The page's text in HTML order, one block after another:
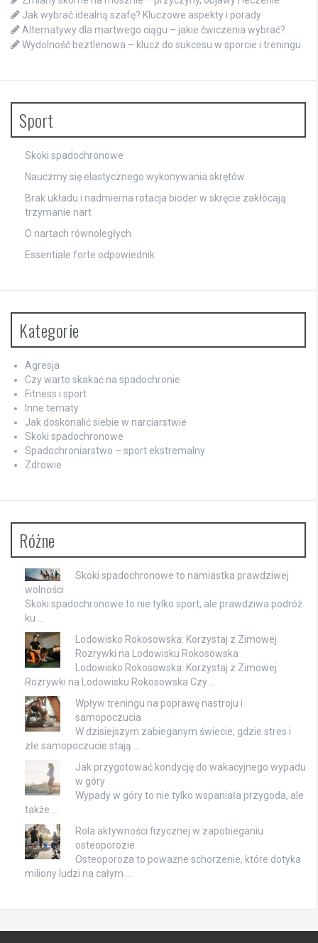
Jak wybrać idealną szafę? Kluczowe aspekty i porady
Alternatywy dla martwego ciągu – jakie ćwiczenia wybrać?
Wydolność beztlenowa – klucz do sukcesu w sporcie i treningu
Sport
Skoki spadochronowe
Nauczmy się elastycznego wykonywania skrętów
Brak układu i nadmierna rotacja bioder w skręcie zakłócają
trzymanie nart
O nartach równoległych
Essentiale forte odpowiednik
Kategorie
Agresja
Czy warto skakać na spadochronie
Fitness i sport
Inne tematy
Jak doskonalić siebie w narciarstwie
Skoki spadochronowe
Spadochroniarstwo – sport ekstremalny
Zdrowie
Różne
Skoki spadochronowe to namiastka prawdziwej
wolności
Skoki spadochronowe to nie tylko sport, ale prawdziwa podróż
ku …
Lodowisko Rokosowska: Korzystaj z Zimowej
Rozrywki na Lodowisku Rokosowska
Lodowisko Rokosowska: Korzystaj z Zimowej
Rozrywki na Lodowisku Rokosowska Czy …
Wpływ treningu na poprawę nastroju i
samopoczucia
W dzisiejszym zabieganym świecie, gdzie stres i
złe samopoczucie stają …
Jak przygotować kondycję do wakacyjnego wypadu
w góry
Wypady w góry to nie tylko wspaniała przygoda, ale
także …
Rola aktywności fizycznej w zapobieganiu
osteoporozie
Osteoporoza to poważne schorzenie, które dotyka
miliony ludzi na całym …